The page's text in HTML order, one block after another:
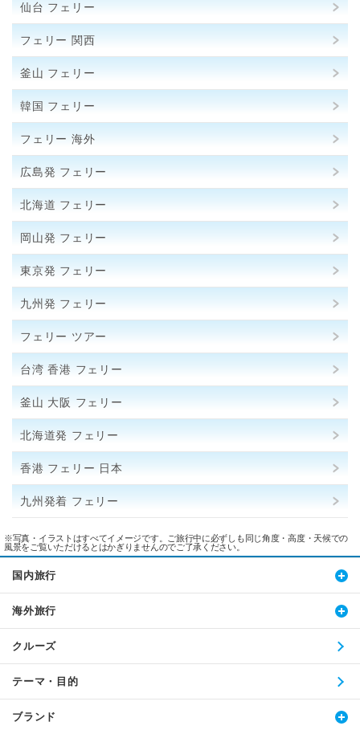
仙台 フェリー
フェリー 関西
釜山 フェリー
韓国 フェリー
フェリー 海外
広島発 フェリー
北海道 フェリー
岡山発 フェリー
東京発 フェリー
九州発 フェリー
フェリー ツアー
台湾 香港 フェリー
釜山 大阪 フェリー
北海道発 フェリー
香港 フェリー 日本
九州発着 フェリー
※写真・イラストはすべてイメージです。ご旅行中に必ずしも同じ角度・高度・天候での
風景をご覧いただけるとはかぎりませんのでご了承ください。
国内旅行
海外旅行
クルーズ
テーマ・目的
ブランド